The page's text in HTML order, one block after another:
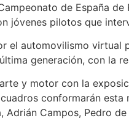
de España
jóvenes pilotos que
el automovilismo virtual
generación, con la
y motor con la
conformarán
Adrián Campos, Pedro